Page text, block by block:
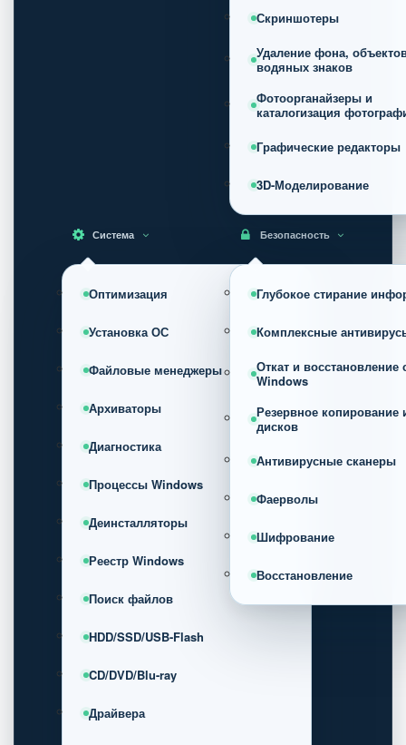
Скриншотеры
Удаление фона,
водяных знаков
Фотоорганайзеры и
каталогизация
Графические редакторы
3D-Моделирование
Система
Оптимизация
Установка ОС
Файловые менеджеры
Архиваторы
Диагностика
Процессы Windows
Деинсталляторы
Реестр Windows
Поиск файлов
HDD/SSD/USB-Flash
CD/DVD/Blu-ray
Драйвера
Безопасность
Глубокое стирание
Комплексные
Откат и восстановление
Windows
Резервное копирование
дисков
Антивирусные сканеры
Фаерволы
Шифрование
Восстановление